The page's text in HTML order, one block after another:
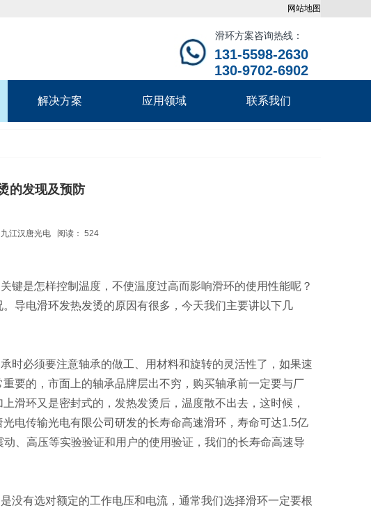
131-5598-2630
130-9702-6902
滑环方案咨询热线：
网站地图
解决方案 应用领域 联系我们
的发现及预防
江汉唐光电 阅读： 524
是怎样控制温度，不使温度过高而影响滑环的使用性能呢？
导电滑环发热发烫的原因有很多，今天我们主要讲以下几
必须要注意轴承的做工、用材料和旋转的灵活性了，如果速
要的，市面上的轴承品牌层出不穷，购买轴承前一定要与厂
滑环又是密封式的，发热发烫后，温度散不出去，这时候，
电传输光电有限公司研发的长寿命高速滑环，寿命可达1.5亿
、高压等实验验证和用户的使用验证，我们的长寿命高速导
有选对额定的工作电压和电流，通常我们选择滑环一定要根